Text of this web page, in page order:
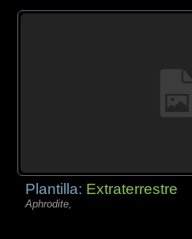
Plantilla: Extraterrestre
Aphrodite,